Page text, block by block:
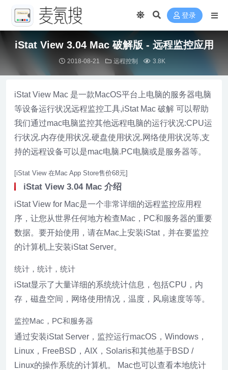
登录
iStat View 3.04 Mac 破解版 - 远程监控应用
2018-08-21 远程控制 3.8K
iStat View Mac 是一款MacOS平台上电脑的服务器电脑
等设备运行状况远程监控工具,iStat Mac 破解 可以帮助
我们通过mac电脑监控其他远程电脑的运行状况:CPU运
行状况.内存使用状况.硬盘使用状况.网络使用状况等,支
持的远程设备可以是mac电脑.PC电脑或是服务器等。
[iStat View 在Mac App Store售价68元]
iStat View 3.04 Mac 介绍
iStat View for Mac是一个非常详细的远程监控应用程
序，让您从世界任何地方检查Mac，PC和服务器的重要
数据。要开始使用，请在Mac上安装iStat，并在要监控
的计算机上安装iStat Server。
统计，统计，统计
iStat显示了大量详细的系统统计信息，包括CPU，内
存，磁盘空间，网络使用情况，温度，风扇速度等等。
监控Mac，PC和服务器
通过安装iStat Server，监控运行macOS，Windows，
Linux，FreeBSD，AIX，Solaris和其他基于BSD /
Linux的操作系统的计算机。 Mac也可以查看本地统计